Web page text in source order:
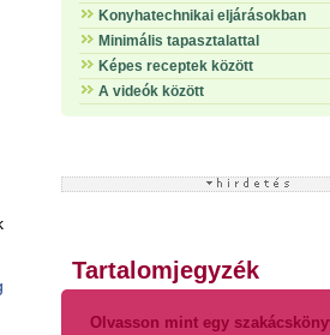
Konyhatechnikai eljárásokban
Minimális tapasztalattal
Képes receptek között
A videók között
Tartalomjegyzék
Olvasson mint egy